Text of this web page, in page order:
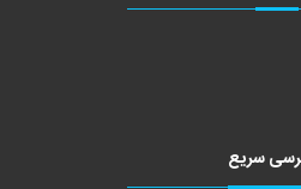
سریع